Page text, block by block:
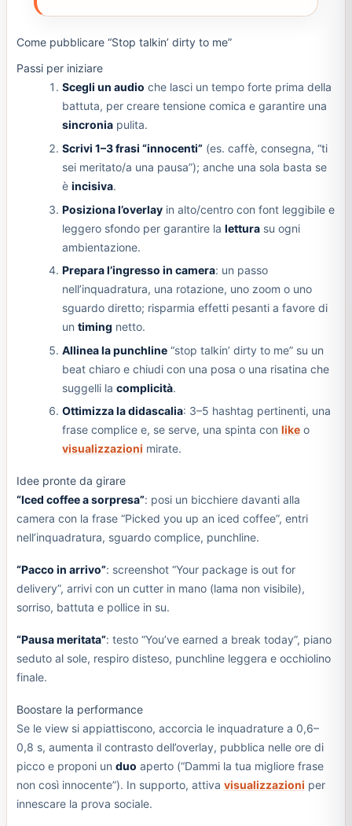
Come pubblicare “Stop talkin’ dirty to me”
Passi per iniziare
Scegli un audio che lasci un tempo forte prima della
battuta, per creare tensione comica e garantire una
sincronia pulita.
Scrivi 1–3 frasi “innocenti” (es. caffè, consegna, “ti
sei meritato/a una pausa”); anche una sola basta se
è incisiva.
Posiziona l’overlay in alto/centro con font leggibile e
leggero sfondo per garantire la lettura su ogni
ambientazione.
Prepara l’ingresso in camera: un passo
nell’inquadratura, una rotazione, uno zoom o uno
sguardo diretto; risparmia effetti pesanti a favore di
un timing netto.
Allinea la punchline “stop talkin’ dirty to me” su un
beat chiaro e chiudi con una posa o una risatina che
suggelli la complicità.
Ottimizza la didascalia: 3–5 hashtag pertinenti, una
frase complice e, se serve, una spinta con like o
visualizzazioni mirate.
Idee pronte da girare
“Iced coffee a sorpresa”: posi un bicchiere davanti alla
camera con la frase “Picked you up an iced coffee”, entri
nell’inquadratura, sguardo complice, punchline.
“Pacco in arrivo”: screenshot “Your package is out for
delivery”, arrivi con un cutter in mano (lama non visibile),
sorriso, battuta e pollice in su.
“Pausa meritata”: testo “You’ve earned a break today”, piano
seduto al sole, respiro disteso, punchline leggera e occhiolino
finale.
Boostare la performance
Se le view si appiattiscono, accorcia le inquadrature a 0,6–
0,8 s, aumenta il contrasto dell’overlay, pubblica nelle ore di
picco e proponi un duo aperto (“Dammi la tua migliore frase
non così innocente”). In supporto, attiva visualizzazioni per
innescare la prova sociale.